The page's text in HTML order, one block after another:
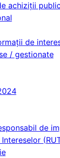
achiziții
de
/ gestionate
de